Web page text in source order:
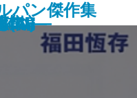
の
怖編―
パン傑作集
(III)―
集I―